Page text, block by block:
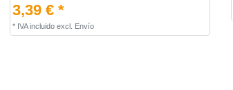
3,39 € *
* IVA incluidoexcl. Envío